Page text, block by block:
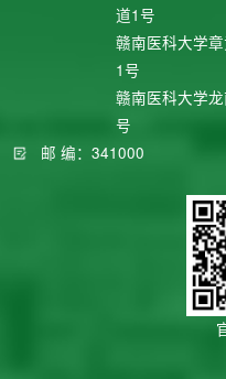
道1号
赣南医科大学
1号
赣南医科大学
号
邮 编：341000